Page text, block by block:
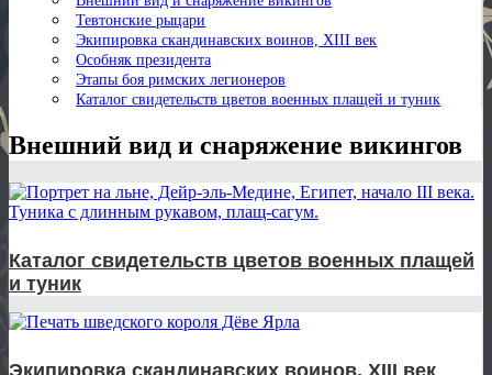
Тевтонские рыцари
Экипировка скандинавских воинов, XIII век
Особняк президента
Этапы боя римских легионеров
Каталог свидетельств цветов военных плащей и туник
Внешний вид и снаряжение викингов
Каталог свидетельств цветов военных плащей
и туник
Экипировка скандинавских воинов, XIII век